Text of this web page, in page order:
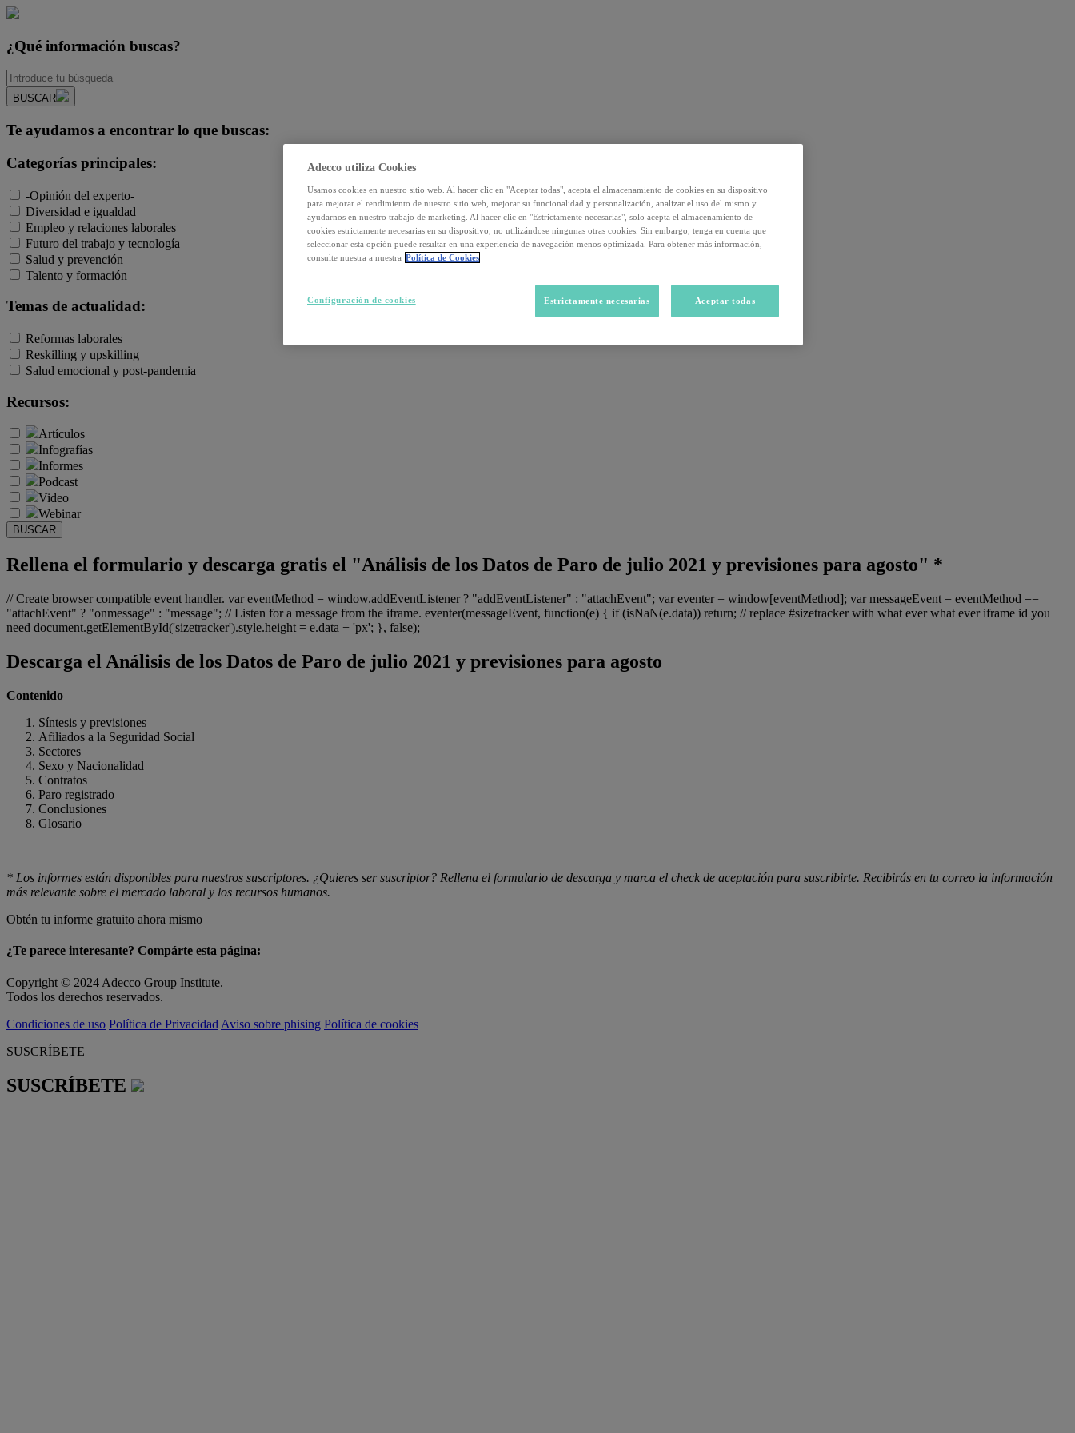
¿Qué información buscas?
BUSCAR
Te ayudamos a encontrar lo que buscas:
Categorías principales:
-Opinión del experto-
Diversidad e igualdad
Empleo y relaciones laborales
Futuro del trabajo y tecnología
Salud y prevención
Talento y formación
Temas de actualidad:
Reformas laborales
Reskilling y upskilling
Salud emocional y post-pandemia
Recursos:
Artículos
Infografías
Informes
Podcast
Video
Webinar
BUSCAR
Rellena el formulario y descarga gratis el "Análisis de los Datos de Paro de julio 2021 y previsiones para agosto" *
// Create browser compatible event handler. var eventMethod = window.addEventListener ? "addEventListener" : "attachEvent"; var eventer = window[eventMethod]; var messageEvent = eventMethod ==
"attachEvent" ? "onmessage" : "message"; // Listen for a message from the iframe. eventer(messageEvent, function(e) { if (isNaN(e.data)) return; // replace #sizetracker with what ever what ever iframe id you
need document.getElementById('sizetracker').style.height = e.data + 'px'; }, false);
Descarga el Análisis de los Datos de Paro de julio 2021 y previsiones para agosto
Contenido
Síntesis y previsiones
Afiliados a la Seguridad Social
Sectores
Sexo y Nacionalidad
Contratos
Paro registrado
Conclusiones
Glosario
* Los informes están disponibles para nuestros suscriptores. ¿Quieres ser suscriptor? Rellena el formulario de descarga y marca el check de aceptación para suscribirte. Recibirás en tu correo la información
más relevante sobre el mercado laboral y los recursos humanos.
Obtén tu informe gratuito ahora mismo
¿Te parece interesante? Compárte esta página:
Copyright © 2024 Adecco Group Institute.
Todos los derechos reservados.
Condiciones de uso Política de Privacidad Aviso sobre phising Política de cookies
SUSCRÍBETE
SUSCRÍBETE
Adecco utiliza Cookies
Usamos cookies en nuestro sitio web. Al hacer clic en "Aceptar todas", acepta el almacenamiento de cookies en su dispositivo
para mejorar el rendimiento de nuestro sitio web, mejorar su funcionalidad y personalización, analizar el uso del mismo y
ayudarnos en nuestro trabajo de marketing. Al hacer clic en "Estrictamente necesarias", solo acepta el almacenamiento de
cookies estrictamente necesarias en su dispositivo, no utilizándose ningunas otras cookies. Sin embargo, tenga en cuenta que
seleccionar esta opción puede resultar en una experiencia de navegación menos optimizada. Para obtener más información,
consulte nuestra a nuestra Política de Cookies
Estrictamente necesarias Aceptar todas
Configuración de cookies